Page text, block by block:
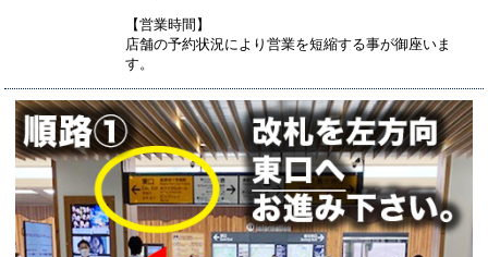
【営業時間】
店舗の予約状況により営業を短縮する事が御座いま
す。